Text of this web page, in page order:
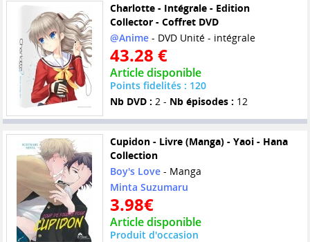
Charlotte - Intégrale - Edition
Collector - Coffret DVD
@Anime- DVD Unité - intégrale
43.28 €
Article disponible
Points fidelités : 120
Nb DVD : 2 - Nb épisodes : 12
Cupidon - Livre (Manga) - Yaoi - Hana
Collection
Boy's Love- Manga
Minta Suzumaru
3.98€
Article disponible
Produit d'occasion